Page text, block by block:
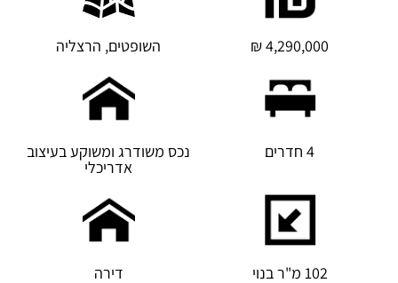
4,290,000 ₪ השופטים, הרצליה
4 חדרים נכס משודרג ומשוקע בעיצוב
אדריכלי
102 מ"ר בנוי דירה